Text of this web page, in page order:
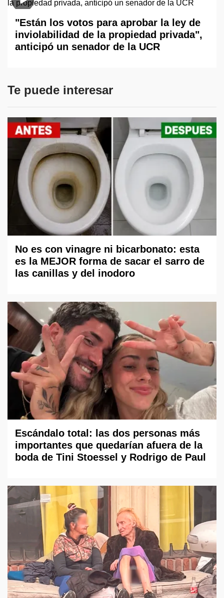
"Están los votos para aprobar la ley de
inviolabilidad de la propiedad privada",
anticipó un senador de la UCR
Te puede interesar
No es con vinagre ni bicarbonato: esta
es la MEJOR forma de sacar el sarro de
las canillas y del inodoro
Escándalo total: las dos personas más
importantes que quedarían afuera de la
boda de Tini Stoessel y Rodrigo de Paul